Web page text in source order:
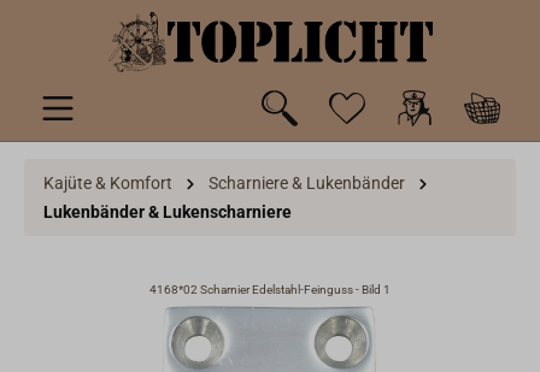
springen
Kajüte & Komfort
Scharniere & Lukenbänder
Lukenbänder & Lukenscharniere
4168*02 Scharnier Edelstahl-Feinguss - Bild 1